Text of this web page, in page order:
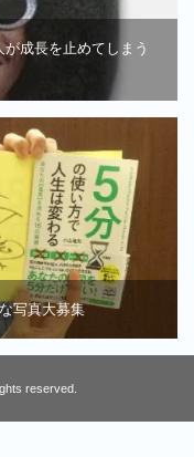
が成長を止めてしまう
写真大募集
reserved.